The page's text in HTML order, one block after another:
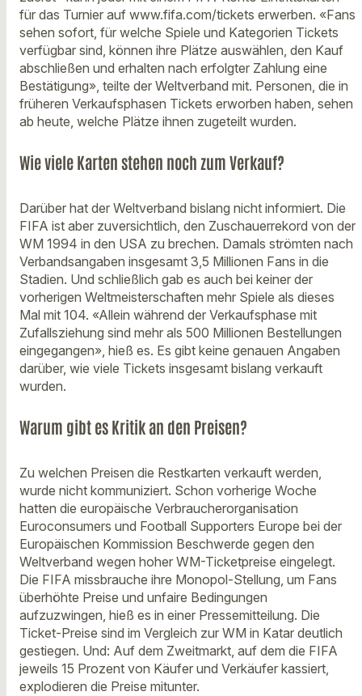
für das Turnier auf www.fifa.com/tickets erwerben. «Fans
sehen sofort, für welche Spiele und Kategorien Tickets
verfügbar sind, können ihre Plätze auswählen, den Kauf
abschließen und erhalten nach erfolgter Zahlung eine
Bestätigung», teilte der Weltverband mit. Personen, die in
früheren Verkaufsphasen Tickets erworben haben, sehen
ab heute, welche Plätze ihnen zugeteilt wurden.
Wie viele Karten stehen noch zum Verkauf?
Darüber hat der Weltverband bislang nicht informiert. Die
FIFA ist aber zuversichtlich, den Zuschauerrekord von der
WM 1994 in den USA zu brechen. Damals strömten nach
Verbandsangaben insgesamt 3,5 Millionen Fans in die
Stadien. Und schließlich gab es auch bei keiner der
vorherigen Weltmeisterschaften mehr Spiele als dieses
Mal mit 104. «Allein während der Verkaufsphase mit
Zufallsziehung sind mehr als 500 Millionen Bestellungen
eingegangen», hieß es. Es gibt keine genauen Angaben
darüber, wie viele Tickets insgesamt bislang verkauft
wurden.
Warum gibt es Kritik an den Preisen?
Zu welchen Preisen die Restkarten verkauft werden,
wurde nicht kommuniziert. Schon vorherige Woche
hatten die europäische Verbraucherorganisation
Euroconsumers und Football Supporters Europe bei der
Europäischen Kommission Beschwerde gegen den
Weltverband wegen hoher WM-Ticketpreise eingelegt.
Die FIFA missbrauche ihre Monopol-Stellung, um Fans
überhöhte Preise und unfaire Bedingungen
aufzuzwingen, hieß es in einer Pressemitteilung. Die
Ticket-Preise sind im Vergleich zur WM in Katar deutlich
gestiegen. Und: Auf dem Zweitmarkt, auf dem die FIFA
jeweils 15 Prozent von Käufer und Verkäufer kassiert,
explodieren die Preise mitunter.